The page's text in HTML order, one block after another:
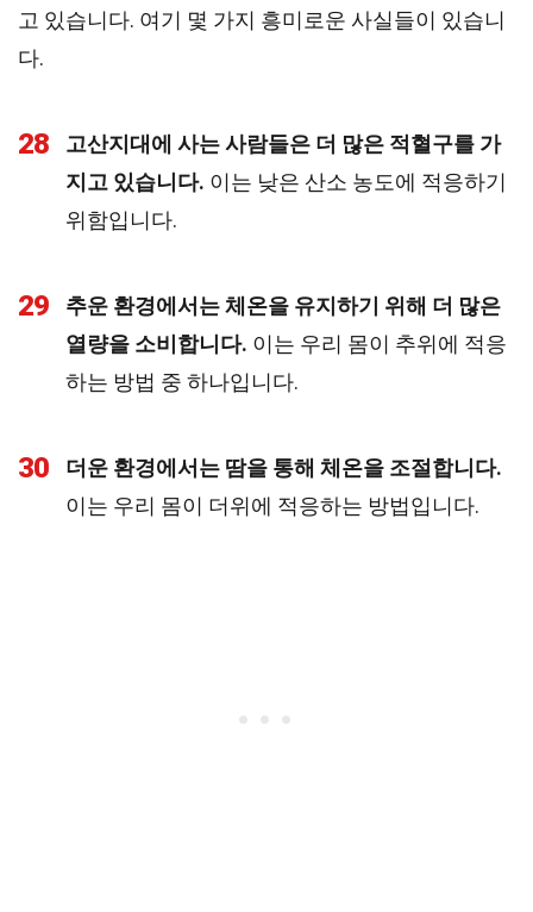
고 있습니다. 여기 몇 가지 흥미로운 사실들이 있습니
다.
28
고산지대에 사는 사람들은 더 많은 적혈구를 가
지고 있습니다. 이는 낮은 산소 농도에 적응하기
위함입니다.
29
추운 환경에서는 체온을 유지하기 위해 더 많은
열량을 소비합니다. 이는 우리 몸이 추위에 적응
하는 방법 중 하나입니다.
30
더운 환경에서는 땀을 통해 체온을 조절합니다.
이는 우리 몸이 더위에 적응하는 방법입니다.